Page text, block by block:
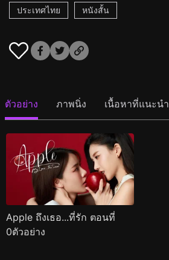
ประเทศไทย หนังสั้น
ตัวอย่าง ภาพนิ่ง เนื้อหาที่แนะนำ
Apple ถึงเธอ...ที่รัก ตอนที่
0ตัวอย่าง